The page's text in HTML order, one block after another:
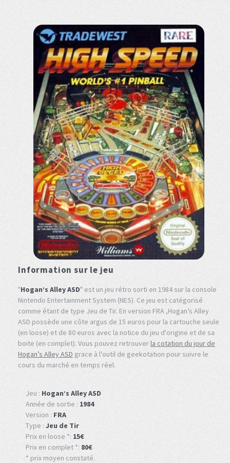
Information sur le jeu
"Hogan’s Alley ASD" est un jeu rétro sorti en 1984 sur la console
Nintendo Entertainment System (NES). Ce jeu est catégorisé
comme étant de type Jeu de Tir. En version FRA ,Hogan’s Alley
ASD possède une côte argus de 15 euros pour la cartouche seule
(en loose) et de 80 euros avec la notice du jeu d'origine et de sa
boite (en complet). Vous pouvez retrouverla cotation du jour de
Hogan’s Alley ASD grace à l'outil de geekotation pour suivre le
cours du marché en temps réel.
Jeu : Hogan’s Alley ASD
Année de sortie : 1984
Version : FRA
Type : Jeu de Tir
Prix en loose *: 15€
Prix en complet *: 80€
* prix moyen constaté.